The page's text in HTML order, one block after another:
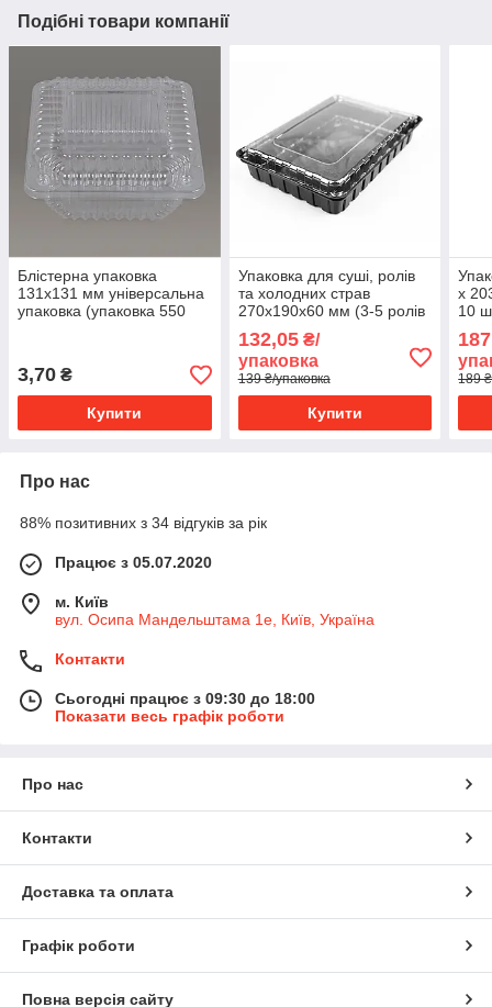
Подібні товари компанії
Блістерна упаковка
131х131 мм універсальна
упаковка (упаковка 550
3,70 ₴
Купити
Упаковка для суші, ролів
та холодних страв
270х190х60 мм (3-5 ролів
132,05₴/
упаковка
139 ₴/упаковка
Купити
х
10
189
Про нас
88% позитивних з 34 відгуків за рік
Працює з 05.07.2020
м. Київ
вул. Осипа Мандельштама 1е, Київ, Україна
Контакти
Сьогодні працює з 09:30 до 18:00
Показати весь графік роботи
Про нас
Контакти
Доставка та оплата
Графік роботи
Повна версія сайту